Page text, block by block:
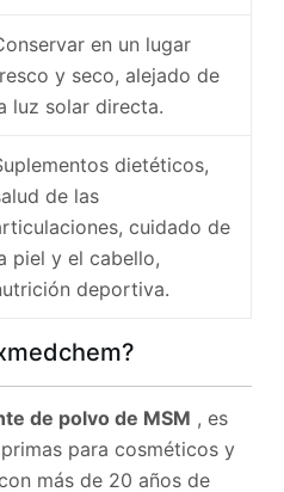
en un lugar
y seco, alejado de
luz solar directa.
dietéticos,
de las
cuidado de
piel y el cabello,
deportiva.
de polvo de MSM , es
para cosméticos y
más de 20 años de